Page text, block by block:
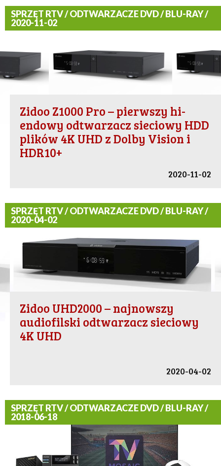
SPRZĘT RTV / ODTWARZACZE DVD / BLU-RAY /
2020-11-02
Zidoo Z1000 Pro – pierwszy hi-
endowy odtwarzacz sieciowy HDD
plików 4K UHD z Dolby Vision i
HDR10+
2020-11-02
SPRZĘT RTV / ODTWARZACZE DVD / BLU-RAY /
2020-04-02
Zidoo UHD2000 – najnowszy
audiofilski odtwarzacz sieciowy
4K UHD
2020-04-02
SPRZĘT RTV / ODTWARZACZE DVD / BLU-RAY /
2018-06-18